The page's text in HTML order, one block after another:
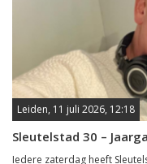
Leiden, 11 juli 2026, 12:18
Sleutelstad 30 –
Iedere zaterdag heeft